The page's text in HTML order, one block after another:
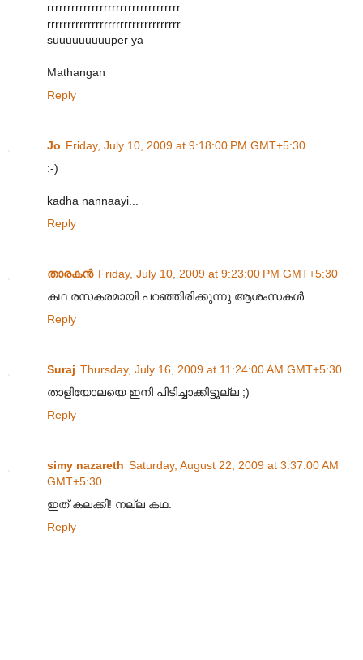
rrrrrrrrrrrrrrrrrrrrrrrrrrrrrrrrr
rrrrrrrrrrrrrrrrrrrrrrrrrrrrrrrrr
suuuuuuuuuper ya
Mathangan
Reply
Jo Friday, July 10, 2009 at 9:18:00 PM GMT+5:30
:-)
kadha nannaayi...
Reply
താരകൻ Friday, July 10, 2009 at 9:23:00 PM GMT+5:30
കഥ രസകരമായി പറഞ്ഞിരിക്കുന്നു.ആശംസകൾ
Reply
Suraj Thursday, July 16, 2009 at 11:24:00 AM GMT+5:30
താളിയോലയെ ഇനി പിടിച്ചാക്കിട്ടൂല്ല ;)
Reply
simy nazareth Saturday, August 22, 2009 at 3:37:00 AM
GMT+5:30
ഇത് കലക്കി! നല്ല കഥ.
Reply